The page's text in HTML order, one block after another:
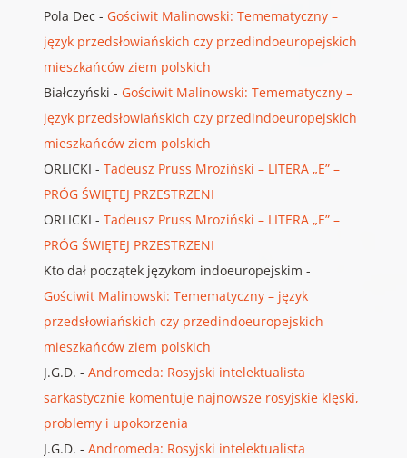
Pola Dec - Gościwit Malinowski: Temematyczny –
język przedsłowiańskich czy przedindoeuropejskich
mieszkańców ziem polskich
Białczyński - Gościwit Malinowski: Temematyczny –
język przedsłowiańskich czy przedindoeuropejskich
mieszkańców ziem polskich
ORLICKI - Tadeusz Pruss Mroziński – LITERA „E” –
PRÓG ŚWIĘTEJ PRZESTRZENI
ORLICKI - Tadeusz Pruss Mroziński – LITERA „E” –
PRÓG ŚWIĘTEJ PRZESTRZENI
Kto dał początek językom indoeuropejskim -
Gościwit Malinowski: Temematyczny – język
przedsłowiańskich czy przedindoeuropejskich
mieszkańców ziem polskich
J.G.D. - Andromeda: Rosyjski intelektualista
sarkastycznie komentuje najnowsze rosyjskie klęski,
problemy i upokorzenia
J.G.D. - Andromeda: Rosyjski intelektualista